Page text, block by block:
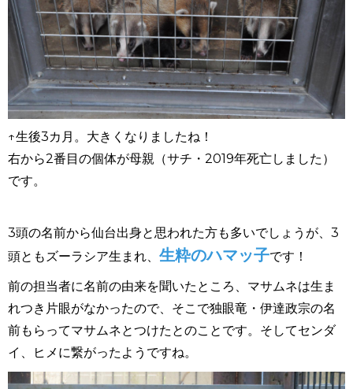
↑生後3カ月。大きくなりましたね！
右から2番目の個体が母親（サチ・2019年死亡しました）
です。
3頭の名前から仙台出身と思われた方も多いでしょうが、 3
頭ともズーラシア生まれ、 生粋のハマッ子です！
前の担当者に名前の由来を聞いたところ、マサムネは生ま
れつき片眼がなかったので、そこで独眼竜 ・ 伊達政宗の名
前もらってマサムネとつけたとのことです。そしてセンダ
イ、ヒメに繋がったようですね。